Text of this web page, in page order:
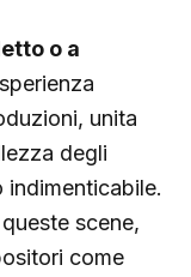
o a
unita
degli
scene,
come